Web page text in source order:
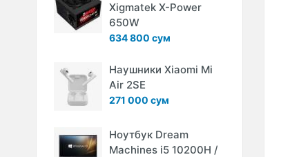
Xigmatek X-Power
650W
634 800 сум
Наушники Xiaomi Mi
Air 2SE
271 000 сум
Ноутбук Dream
Machines i5 10200H /